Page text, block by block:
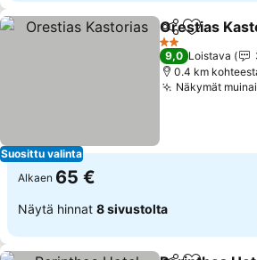
Suosittu valinta
Jaa Lisää
Orestias
2 Tähtiluokitus
9,0 Loistava
0.4 km
Näkymät
Alkaen 65 €
Näytä hinnat 8 sivustolta